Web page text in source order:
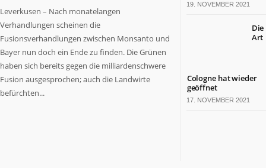
Leverkusen – Nach monatelangen
Verhandlungen scheinen die
Fusionsverhandlungen zwischen Monsanto und
Bayer nun doch ein Ende zu finden. Die Grünen
haben sich bereits gegen die milliardenschwere
Fusion ausgesprochen; auch die Landwirte
befürchten...
19. NOVEMBER 2021
Die
Art
Cologne hat wieder
geöffnet
17. NOVEMBER 2021